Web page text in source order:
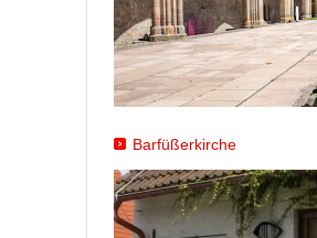
Barfüßerkirche